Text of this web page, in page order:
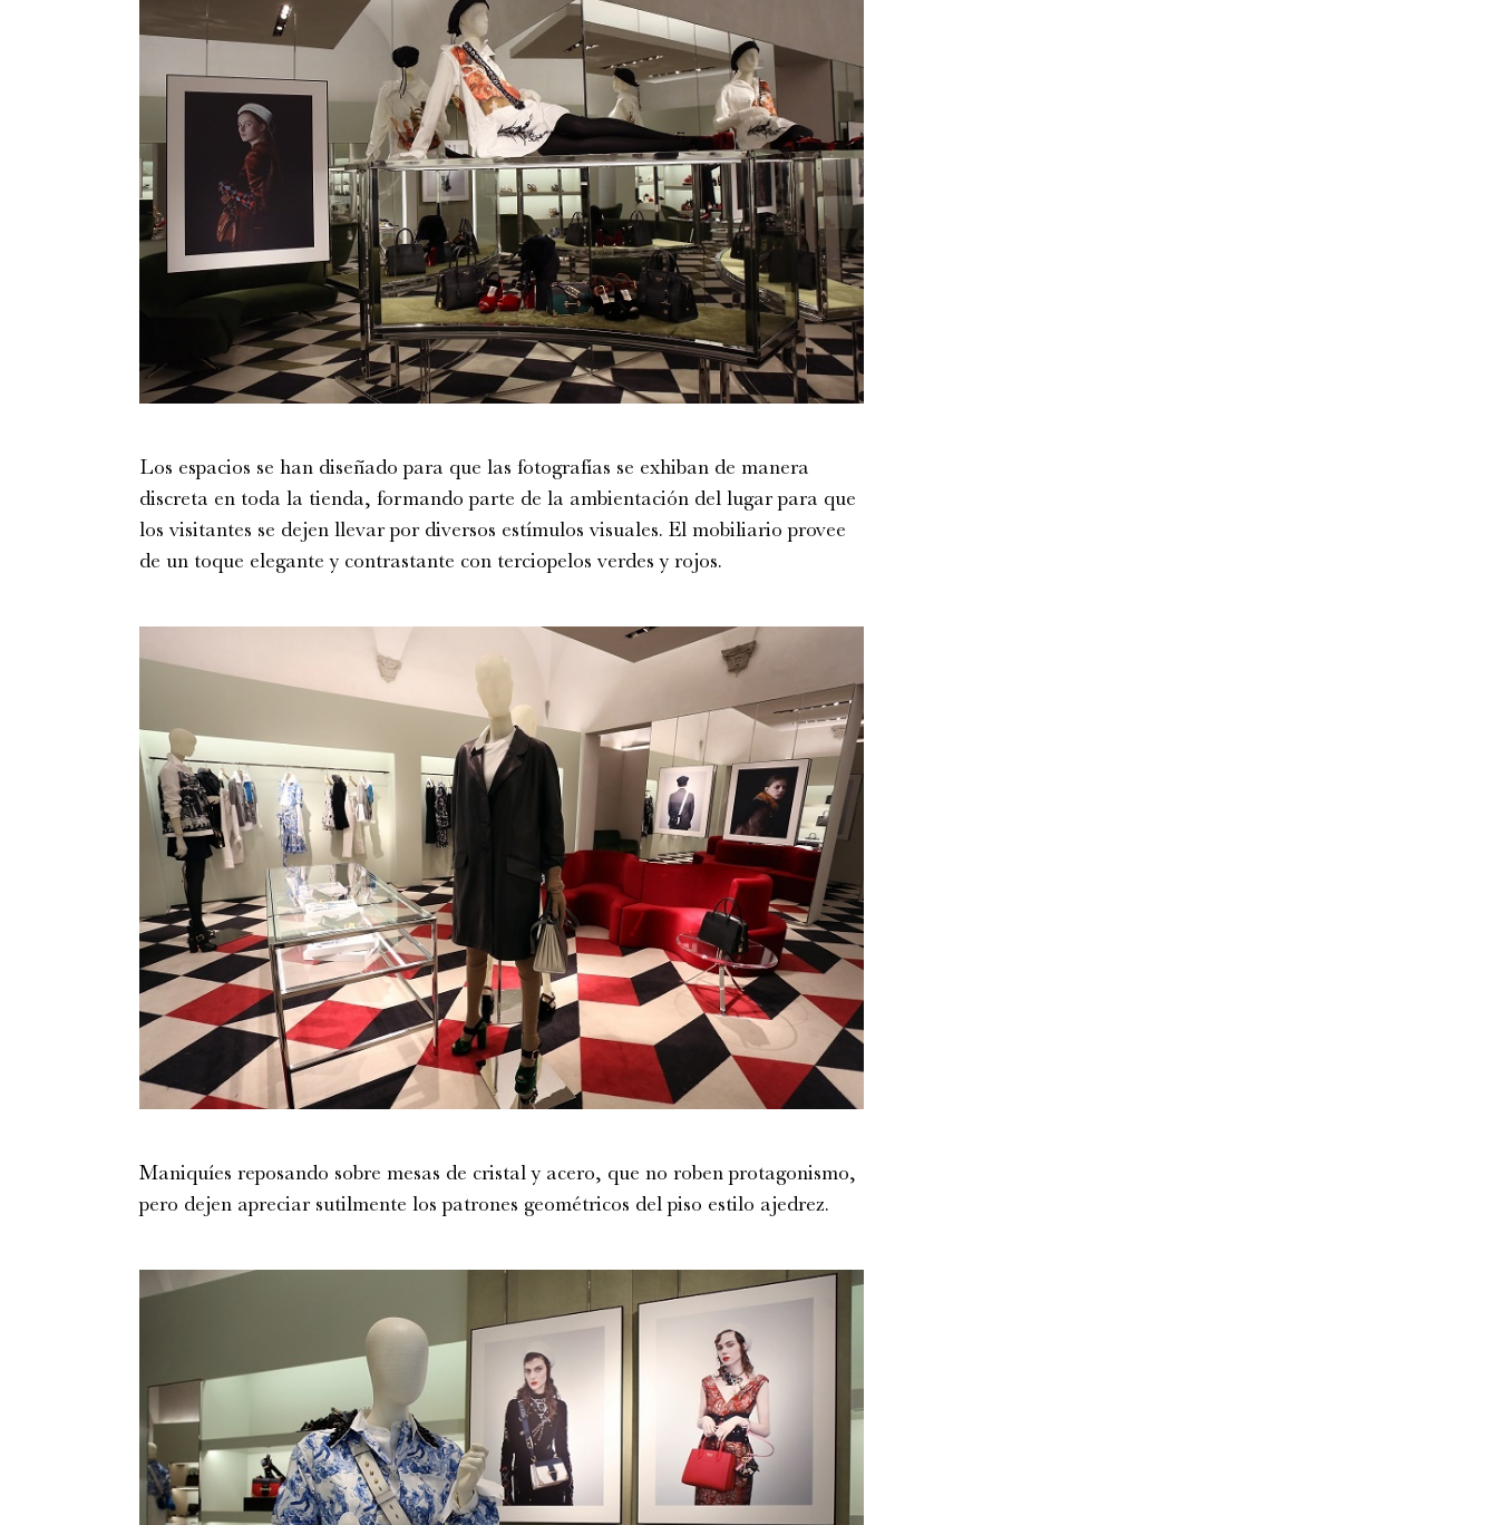
Los espacios se han diseñado para que las fotografías se exhiban de manera
discreta en toda la tienda, formando parte de la ambientación del lugar para que
los visitantes se dejen llevar por diversos estímulos visuales. El mobiliario provee
de un toque elegante y contrastante con terciopelos verdes y rojos.
Maniquíes reposando sobre mesas de cristal y acero, que no roben protagonismo,
pero dejen apreciar sutilmente los patrones geométricos del piso estilo ajedrez.